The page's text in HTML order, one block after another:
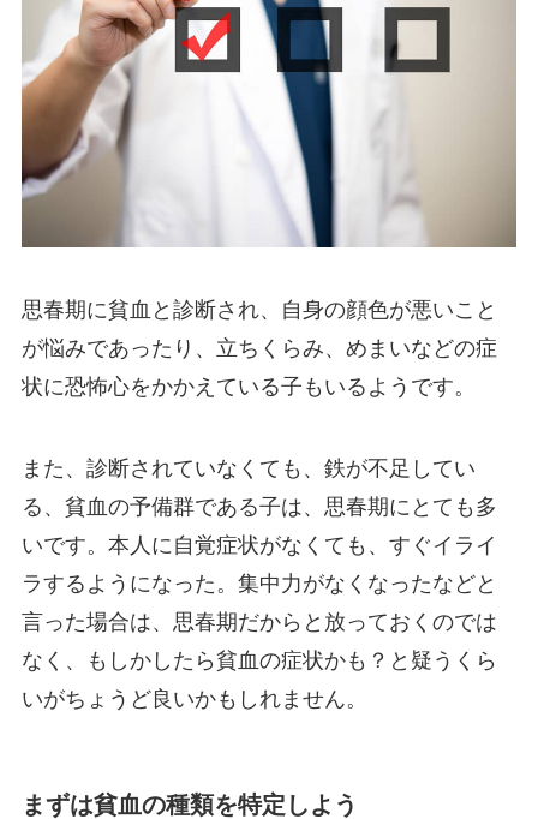
思春期に貧血と診断され、自身の顔色が悪いこと
が悩みであったり、立ちくらみ、めまいなどの症
状に恐怖心をかかえている子もいるようです。
また、診断されていなくても、鉄が不足してい
る、貧血の予備群である子は、思春期にとても多
いです。本人に自覚症状がなくても、すぐイライ
ラするようになった。集中力がなくなったなどと
言った場合は、思春期だからと放っておくのでは
なく、もしかしたら貧血の症状かも？と疑うくら
いがちょうど良いかもしれません。
まずは貧血の種類を特定しよう